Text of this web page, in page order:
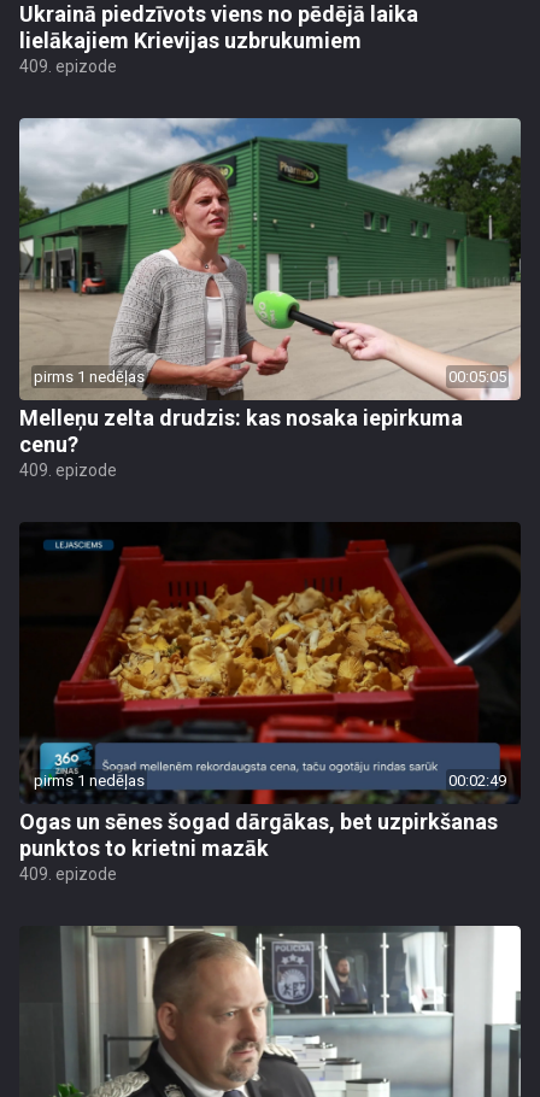
Ukrainā piedzīvots viens no pēdējā laika
lielākajiem Krievijas uzbrukumiem
409. epizode
pirms 1 nedēļas 00:05:05
Melleņu zelta drudzis: kas nosaka iepirkuma
cenu?
409. epizode
pirms 1 nedēļas 00:02:49
Ogas un sēnes šogad dārgākas, bet uzpirkšanas
punktos to krietni mazāk
409. epizode